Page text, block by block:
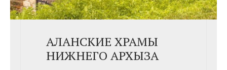
АЛАНСКИЕ ХРАМЫ
НИЖНЕГО АРХЫЗА